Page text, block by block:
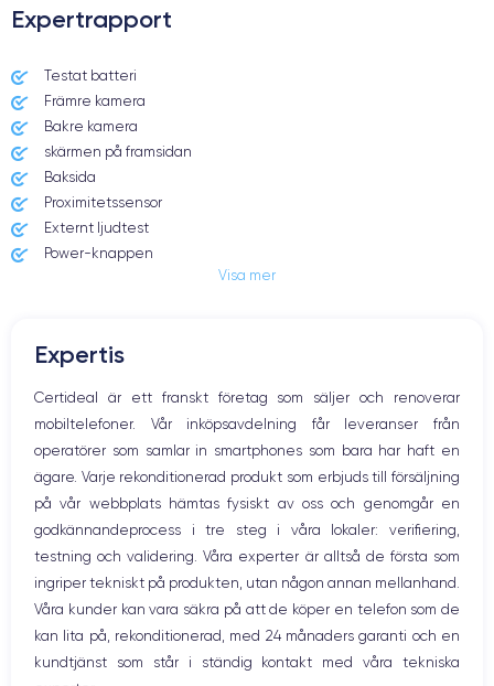
Date de sortie
10/09/2019
Dimensions
OLED 5.8 pouces
Puce A13 Bionic 6
Nom GPU
GPU 4 cœurs
Fréq. processeur
2.65 GHz
12 Mpx 12 Mpx
Résolution vidéo
4K - 2160 x 3840 px
Recharge rapide
Oui, minimum 18W
Batterie Type de SIM
Expertrapport
Testat batteri
Främre kamera
Bakre kamera
skärmen på framsidan
Baksida
Proximitetssensor
Externt ljudtest
Power-knappen
Högtalare
Hem-knappen
Bluetooth
WiFi
Nätverk
Vibration
Prise USB
Visa mer
Expertis
Certideal är ett franskt företag som säljer och renoverar
mobiltelefoner. Vår inköpsavdelning får leveranser från
operatörer som samlar in smartphones som bara har haft en
ägare. Varje rekonditionerad produkt som erbjuds till försäljning
på vår webbplats hämtas fysiskt av oss och genomgår en
godkännandeprocess i tre steg i våra lokaler: verifiering,
testning och validering. Våra experter är alltså de första som
ingriper tekniskt på produkten, utan någon annan mellanhand.
Våra kunder kan vara säkra på att de köper en telefon som de
kan lita på, rekonditionerad, med 24 månaders garanti och en
kundtjänst som står i ständig kontakt med våra tekniska